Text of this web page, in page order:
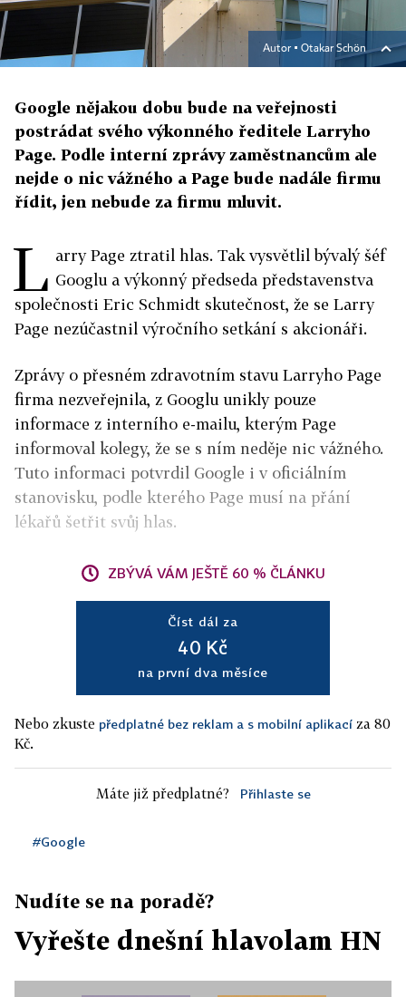
Autor ▪ Otakar Schön
Google nějakou dobu bude na veřejnosti
postrádat svého výkonného ředitele Larryho
Page. Podle interní zprávy zaměstnancům ale
nejde o nic vážného a Page bude nadále firmu
řídit, jen nebude za firmu mluvit.
L arry Page ztratil hlas. Tak vysvětlil bývalý šéf
Googlu a výkonný předseda představenstva
společnosti Eric Schmidt skutečnost, že se Larry
Page nezúčastnil výročního setkání s akcionáři.
Zprávy o přesném zdravotním stavu Larryho Page
firma nezveřejnila, z Googlu unikly pouze
informace z interního e-mailu, kterým Page
informoval kolegy, že se s ním neděje nic vážného.
Tuto informaci potvrdil Google i v oficiálním
stanovisku, podle kterého Page musí na přání
lékařů šetřit svůj hlas.
ZBÝVÁ VÁM JEŠTĚ 60 % ČLÁNKU
Číst dál za
40 Kč
na první dva měsíce
Nebo zkuste předplatné bez reklam a s mobilní aplikací za 80
Kč.
Máte již předplatné? Přihlaste se
#Google
Nudíte se na poradě?
Vyřešte dnešní hlavolam HN